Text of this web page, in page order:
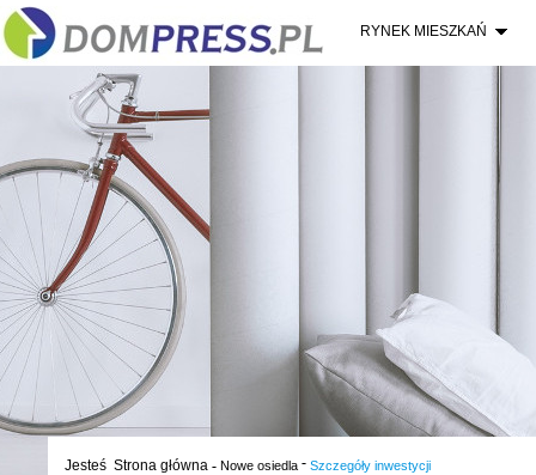
RYNEK MIESZKAŃ
Jesteś Strona główna - Nowe osiedla - Szczegóły inwestycji